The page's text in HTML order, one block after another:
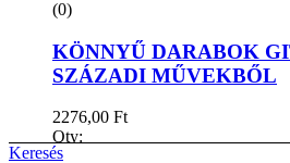
(0)
KÖNNYŰ DARABOK
SZÁZADI MŰVEKBŐL
2276,00 Ft
Qty:
Keresés